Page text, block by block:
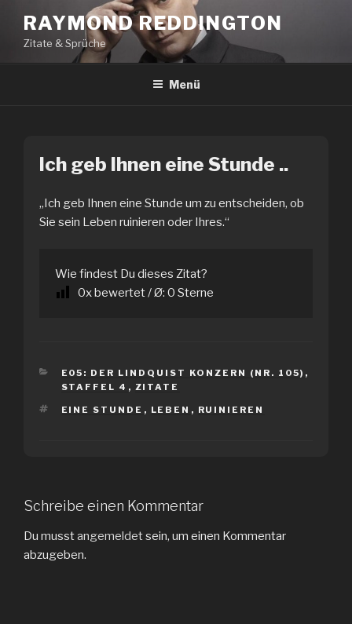
Inhalt
springen
RAYMOND REDDINGTON
Zitate & Sprüche
Menü
Ich geb Ihnen eine Stunde ..
„Ich geb Ihnen eine Stunde um zu entscheiden, ob
Sie sein Leben ruinieren oder Ihres.“
Wie findest Du dieses Zitat?
0x bewertet / Ø: 0 Sterne
KATEGORIEN
E05: DER LINDQUIST KONZERN (NR. 105) ,
STAFFEL 4 , ZITATE
SCHLAGWÖRTER
EINE STUNDE , LEBEN , RUINIEREN
Schreibe einen Kommentar
Du musstangemeldetsein, um einen Kommentar
abzugeben.